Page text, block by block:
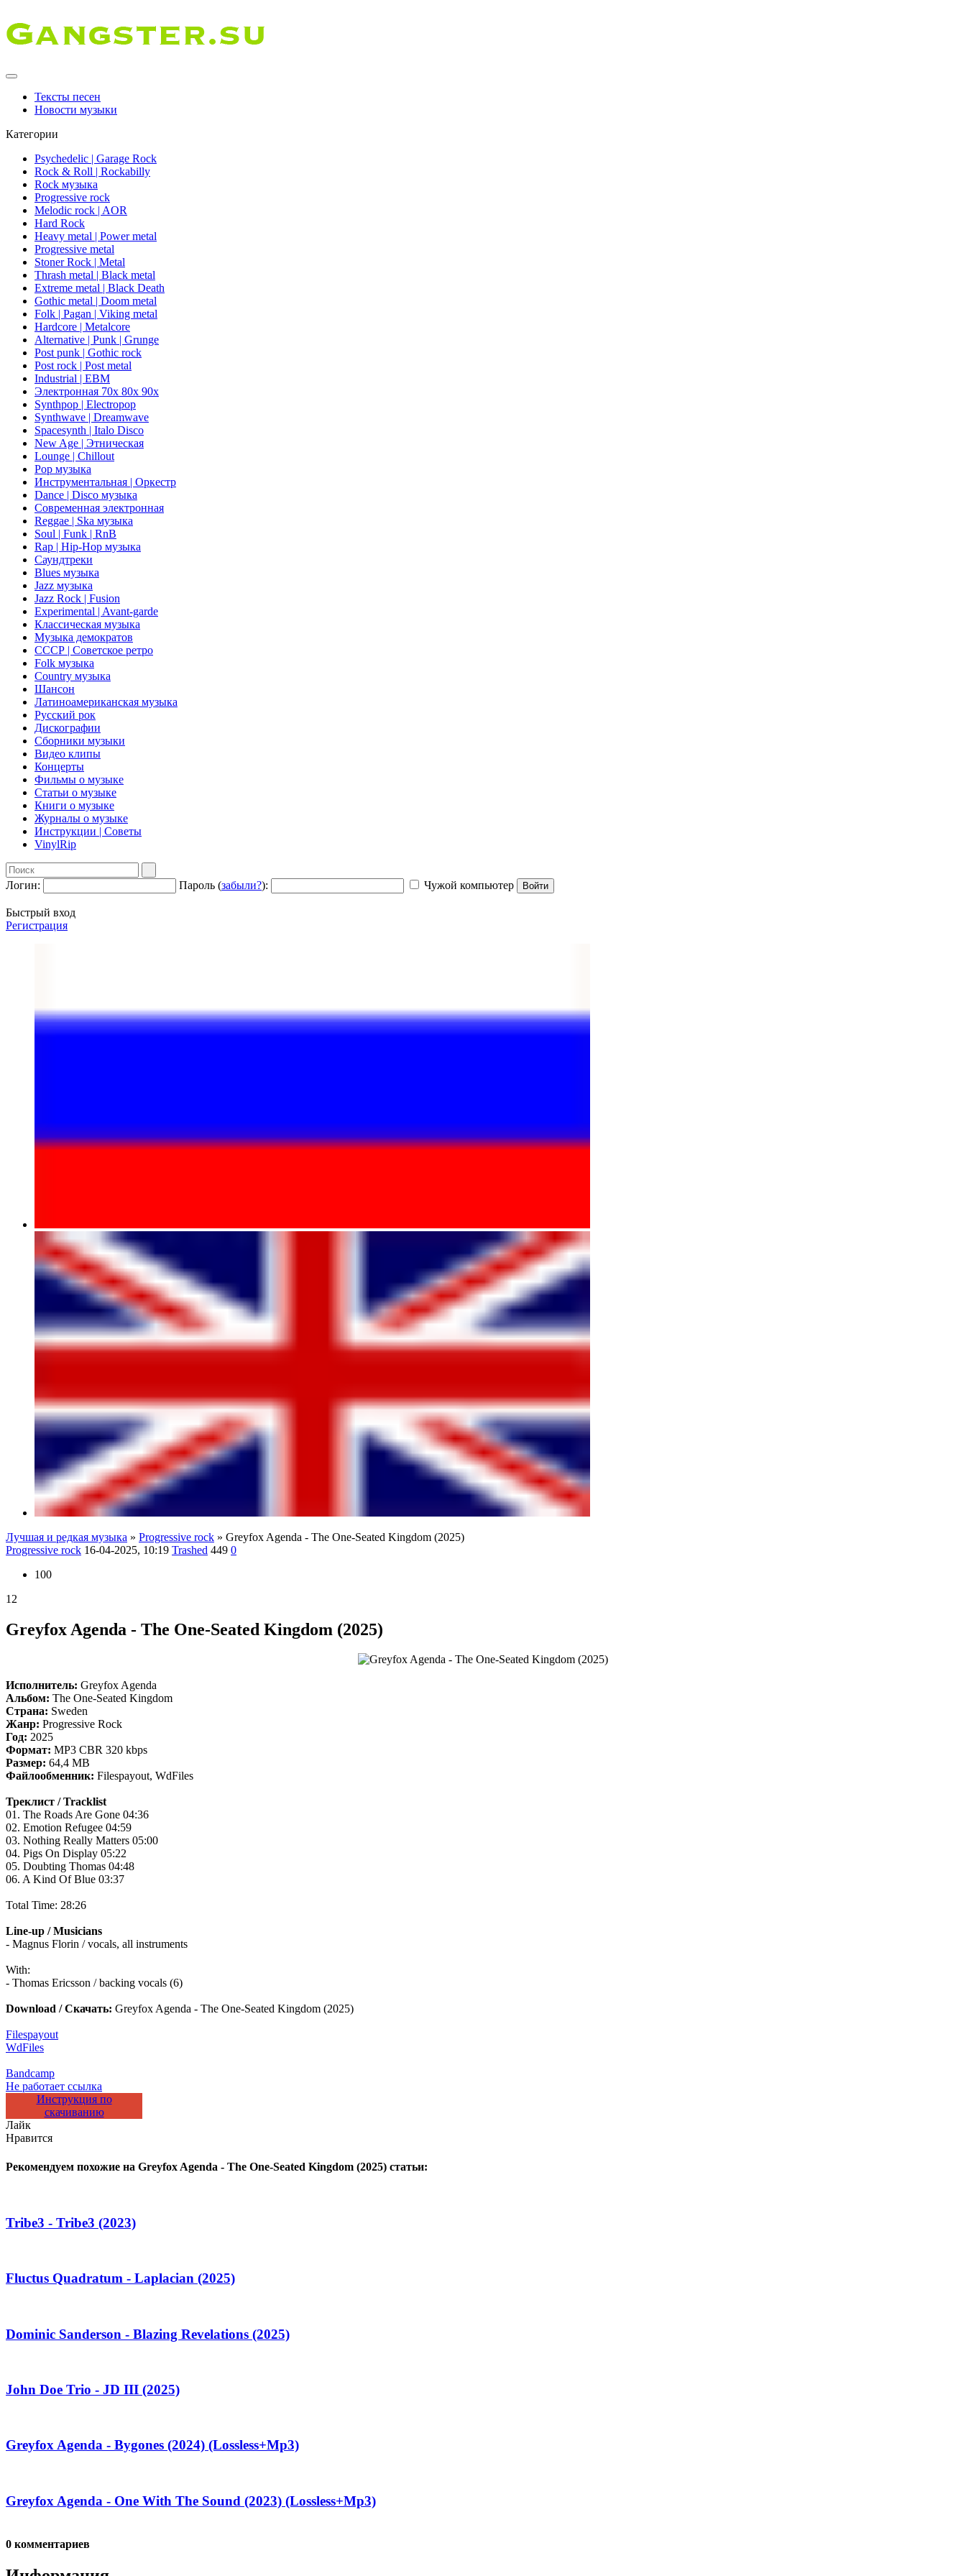
Тексты песен
Новости музыки
Категории
Psychedelic | Garage Rock
Rock & Roll | Rockabilly
Rock музыка
Progressive rock
Melodic rock | AOR
Hard Rock
Heavy metal | Power metal
Progressive metal
Stoner Rock | Metal
Thrash metal | Black metal
Extreme metal | Black Death
Gothic metal | Doom metal
Folk | Pagan | Viking metal
Hardcore | Metalcore
Alternative | Punk | Grunge
Post punk | Gothic rock
Post rock | Post metal
Industrial | EBM
Электронная 70х 80х 90х
Synthpop | Electropop
Synthwave | Dreamwave
Spacesynth | Italo Disco
New Age | Этническая
Lounge | Chillout
Pop музыка
Инструментальная | Оркестр
Dance | Disco музыка
Современная электронная
Reggae | Ska музыка
Soul | Funk | RnB
Rap | Hip-Hop музыка
Саундтреки
Blues музыка
Jazz музыка
Jazz Rock | Fusion
Experimental | Avant-garde
Классическая музыка
Музыка демократов
СССР | Советское ретро
Folk музыка
Country музыка
Шансон
Латиноамериканская музыка
Русский рок
Дискографии
Сборники музыки
Видео клипы
Концерты
Фильмы о музыке
Статьи о музыке
Книги о музыке
Журналы о музыке
Инструкции | Советы
VinylRip
Логин: Пароль (забыли?): Чужой компьютер Войти
Быстрый вход
Регистрация
Лучшая и редкая музыка » Progressive rock » Greyfox Agenda - The One-Seated Kingdom (2025)
Progressive rock 16-04-2025, 10:19 Trashed 449 0
100
12
Greyfox Agenda - The One-Seated Kingdom (2025)
Исполнитель: Greyfox Agenda
Альбом: The One-Seated Kingdom
Страна: Sweden
Жанр: Progressive Rock
Год: 2025
Формат: MP3 CBR 320 kbps
Размер: 64,4 MB
Файлообменник: Filespayout, WdFiles
Треклист / Tracklist
01. The Roads Are Gone 04:36
02. Emotion Refugee 04:59
03. Nothing Really Matters 05:00
04. Pigs On Display 05:22
05. Doubting Thomas 04:48
06. A Kind Of Blue 03:37
Total Time: 28:26
Line-up / Musicians
- Magnus Florin / vocals, all instruments
With:
- Thomas Ericsson / backing vocals (6)
Download / Скачать: Greyfox Agenda - The One-Seated Kingdom (2025)
Filespayout
WdFiles
Bandcamp
Не работает ссылка
Инструкция по
скачиванию
Лайк
Нравится
Рекомендуем похожие на Greyfox Agenda - The One-Seated Kingdom (2025) статьи:
Tribe3 - Tribe3 (2023)
Fluctus Quadratum - Laplacian (2025)
Dominic Sanderson - Blazing Revelations (2025)
John Doe Trio - JD III (2025)
Greyfox Agenda - Bygones (2024) (Lossless+Mp3)
Greyfox Agenda - One With The Sound (2023) (Lossless+Mp3)
0 комментариев